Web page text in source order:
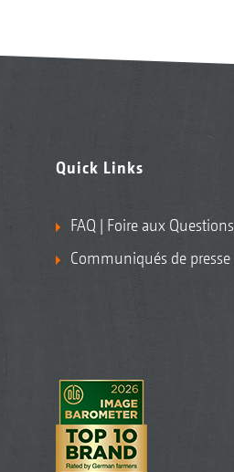
Quick Links
FAQ | Foire aux Questions
Communiqués de presse